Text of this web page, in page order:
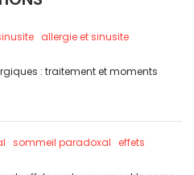
allergie et sinusite
: traitement et moments
sommeil paradoxal
effets